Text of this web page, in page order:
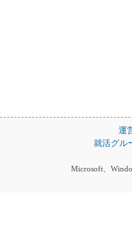
運
就活グル
Microsoft、